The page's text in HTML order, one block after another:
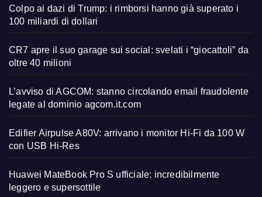
Colpo ai dazi di Trump: i rimborsi hanno già superato i
100 miliardi di dollari
CR7 apre il suo garage sui social: svelati i “giocattoli” da
oltre 40 milioni
L’avviso di AGCOM: stanno circolando email fraudolente
legate al dominio agcom.it.com
Edifier Airpulse A80V: arrivano i monitor Hi-Fi da 100 W
con USB Hi-Res
Huawei MateBook Pro S ufficiale: incredibilmente
leggero e supersottile